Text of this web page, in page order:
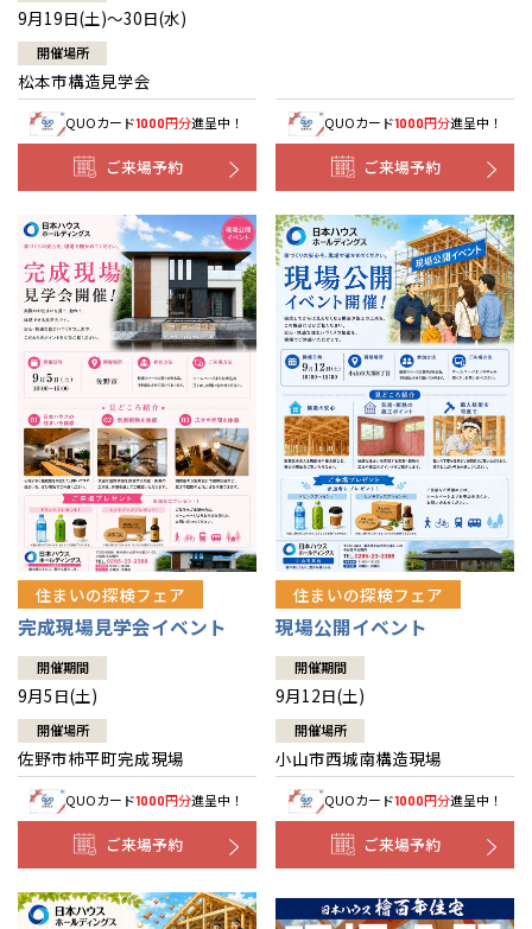
9月19日(土)～30日(水)
開催場所
松本市構造見学会
QUOカード1000円分進呈中！
ご来場予約
QUOカード1000円分進呈中！
ご来場予約
住まいの探検フェア
完成現場見学会イベント
開催期間
9月5日(土)
開催場所
佐野市柿平町完成現場
QUOカード1000円分進呈中！
ご来場予約
住まいの探検フェア
現場公開イベント
開催期間
9月12日(土)
開催場所
小山市西城南構造現場
QUOカード1000円分進呈中！
ご来場予約